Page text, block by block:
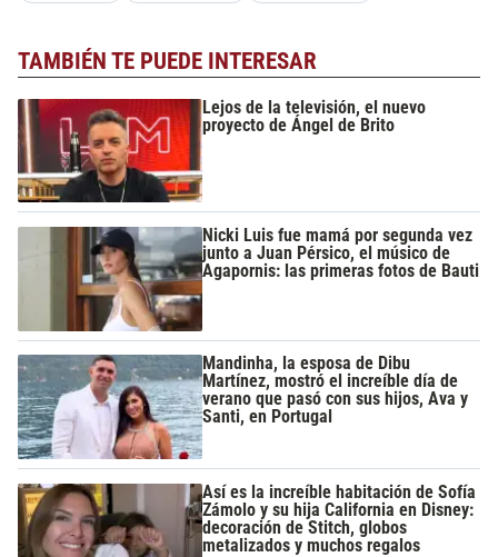
TAMBIÉN TE PUEDE INTERESAR
Lejos de la televisión, el nuevo
proyecto de Ángel de Brito
Nicki Luis fue mamá por segunda vez
junto a Juan Pérsico, el músico de
Agapornis: las primeras fotos de Bauti
Mandinha, la esposa de Dibu
Martínez, mostró el increíble día de
verano que pasó con sus hijos, Ava y
Santi, en Portugal
Así es la increíble habitación de Sofía
Zámolo y su hija California en Disney:
decoración de Stitch, globos
metalizados y muchos regalos